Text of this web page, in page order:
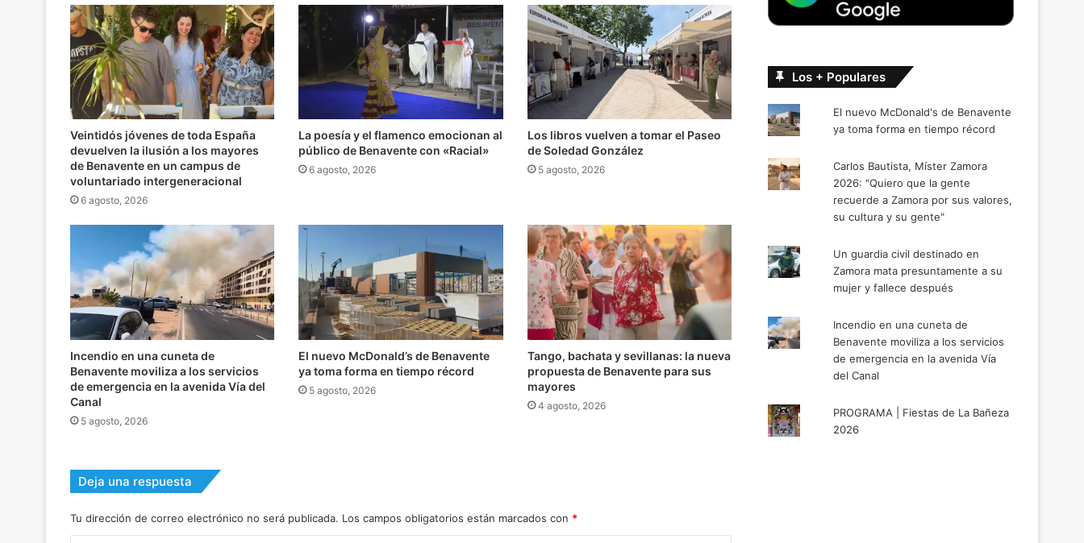
Veintidós jóvenes de toda España
devuelven la ilusión a los mayores
de Benavente en un campus de
voluntariado intergeneracional
6 agosto, 2026
La poesía y el flamenco emocionan al
público de Benavente con «Racial»
6 agosto, 2026
Los libros vuelven a tomar el Paseo
de Soledad González
5 agosto, 2026
Incendio en una cuneta de
Benavente moviliza a los servicios
de emergencia en la avenida Vía del
Canal
5 agosto, 2026
El nuevo McDonald’s de Benavente
ya toma forma en tiempo récord
5 agosto, 2026
Tango, bachata y sevillanas: la nueva
propuesta de Benavente para sus
mayores
4 agosto, 2026
Deja una respuesta
Tu dirección de correo electrónico no será publicada. Los campos obligatorios están marcados con *
Los + Populares
El nuevo McDonald's de Benavente
ya toma forma en tiempo récord
Carlos Bautista, Míster Zamora
2026: "Quiero que la gente
recuerde a Zamora por sus valores,
su cultura y su gente"
Un guardia civil destinado en
Zamora mata presuntamente a su
mujer y fallece después
Incendio en una cuneta de
Benavente moviliza a los servicios
de emergencia en la avenida Vía
del Canal
PROGRAMA | Fiestas de La Bañeza
2026